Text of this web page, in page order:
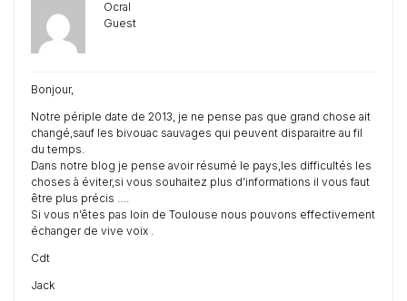
Ocral
Guest
Bonjour,
Notre périple date de 2013, je ne pense pas que grand chose ait
changé,sauf les bivouac sauvages qui peuvent disparaitre au fil
du temps.
Dans notre blog je pense avoir résumé le pays,les difficultés les
choses à éviter,si vous souhaitez plus d’informations il vous faut
être plus précis ….
Si vous n’êtes pas loin de Toulouse nous pouvons effectivement
échanger de vive voix .
Cdt
Jack